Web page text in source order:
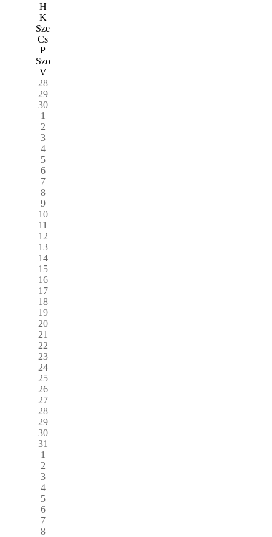
H
K
Sze
Cs
P
Szo
V
28
29
30
1
2
3
4
5
6
7
8
9
10
11
12
13
14
15
16
17
18
19
20
21
22
23
24
25
26
27
28
29
30
31
1
2
3
4
5
6
7
8